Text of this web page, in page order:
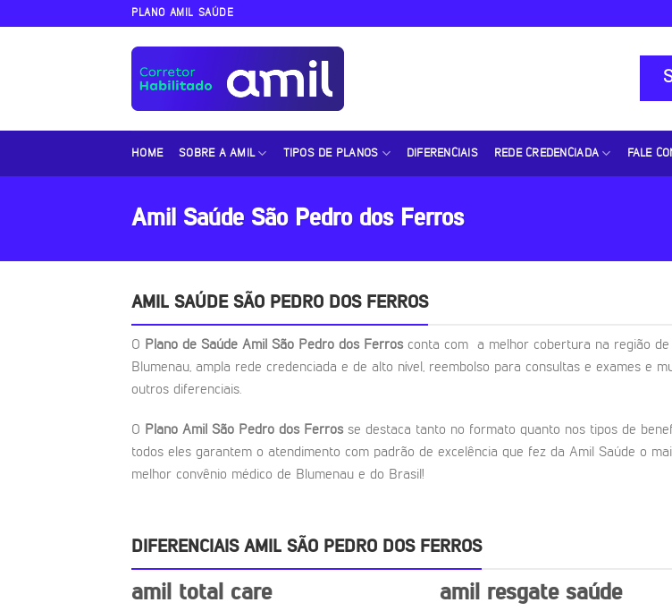
PLANO AMIL SAÚDE
HOME SOBRE A AMIL TIPOS DE PLANOS DIFERENCIAIS REDE CREDENCIADA FALE
Amil Saúde São Pedro dos Ferros
AMIL SAÚDE SÃO PEDRO DOS FERROS
O Plano de Saúde Amil São Pedro dos Ferros conta com a melhor cobertura na região de
Blumenau, ampla rede credenciada e de alto nível, reembolso para consultas e exames e
outros diferenciais.
O Plano Amil São Pedro dos Ferros se destaca tanto no formato quanto nos tipos de
todos eles garantem o atendimento com padrão de excelência que fez da Amil Saúde o
melhor convênio médico de Blumenau e do Brasil!
DIFERENCIAIS AMIL SÃO PEDRO DOS FERROS
amil total care amil resgate saúde